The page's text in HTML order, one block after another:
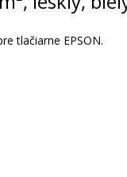
tlačiarne EPSON.